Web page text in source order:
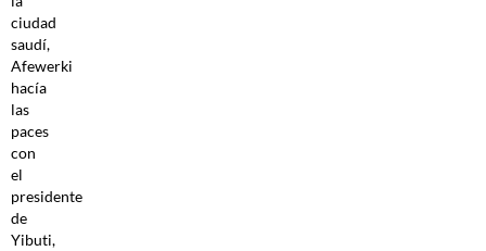
ciudad
saudí,
Afewerki
hacía
las
paces
con
el
presidente
de
Yibuti,